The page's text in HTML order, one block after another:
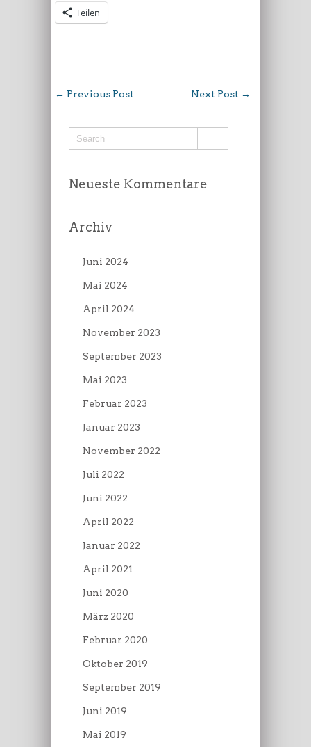
Teilen
← Previous Post Next Post →
Neueste Kommentare
Archiv
Juni 2024
Mai 2024
April 2024
November 2023
September 2023
Mai 2023
Februar 2023
Januar 2023
November 2022
Juli 2022
Juni 2022
April 2022
Januar 2022
April 2021
Juni 2020
März 2020
Februar 2020
Oktober 2019
September 2019
Juni 2019
Mai 2019